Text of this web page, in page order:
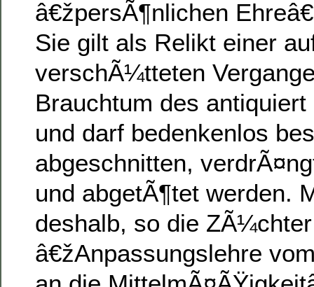
â€žpersÃ¶nlichen
Sie gilt als Relikt einer
verschÃ¼tteten
Brauchtum des
und darf bedenkenlos
abgeschnitten,
und abgetÃ¶tet werden.
deshalb, so die
â€žAnpassungslehre